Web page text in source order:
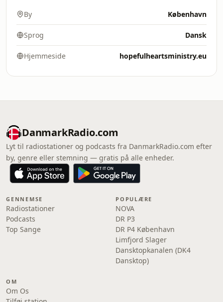
By København
Sprog Dansk
Hjemmeside hopefulheartsministry.eu
DanmarkRadio.com
Lyt til radiostationer og podcasts fra DanmarkRadio.com efter
by, genre eller stemning — gratis på alle enheder.
GENNEMSE
Radiostationer
Podcasts
Top Sange
POPULÆRE
NOVA
DR P3
DR P4 København
Limfjord Slager
Dansktopkanalen (DK4
Dansktop)
OM
Om Os